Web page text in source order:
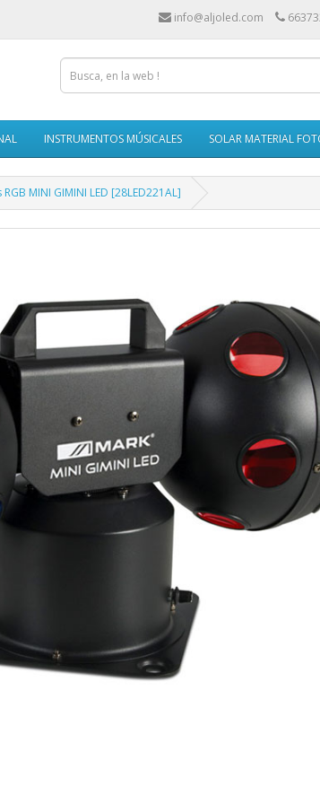
info@aljoled.com
INSTRUMENTOS MÚSICALES SOLAR MATERIAL
MINI GIMINI LED [28LED221AL]